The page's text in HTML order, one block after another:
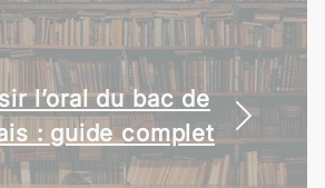
l’oral du bac de
: guide complet